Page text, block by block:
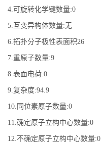
4.可旋转化学键数量:0
5.互变异构体数量:无
6.拓扑分子极性表面积26
7.重原子数量:9
8.表面电荷:0
9.复杂度:94.9
10.同位素原子数量:0
11.确定原子立构中心数量:0
12.不确定原子立构中心数量:0